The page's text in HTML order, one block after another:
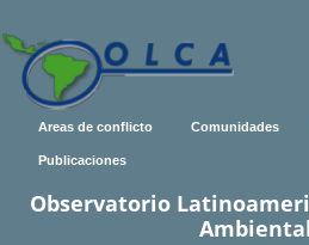
Areas de conflicto Comunidades
Publicaciones
Observatorio